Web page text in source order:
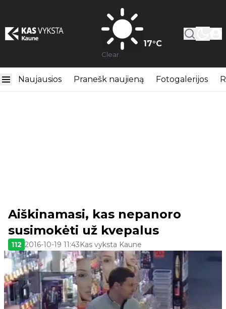
17°C
Clear
Naujausios Pranešk naujieną Fotogalerijos
Aiškinamasi, kas nepanoro
susimokėti už kvepalus
112 2016-10-19 11:43Kas vyksta Kaune